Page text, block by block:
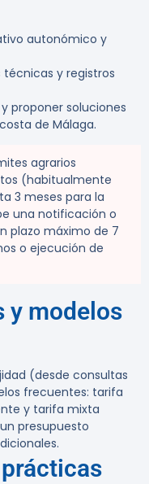
autonómico y
y registros
proponer soluciones
de Málaga.
agrarios
(habitualmente
3 meses para la
una notificación o
plazo máximo de 7
o ejecución de
y modelos
(desde consultas
frecuentes: tarifa
y tarifa mixta
presupuesto